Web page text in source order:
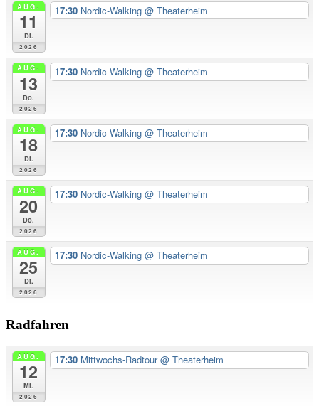
AUG.
11
Di.
2026
17:30 Nordic-Walking @ Theaterheim
AUG.
13
Do.
2026
17:30 Nordic-Walking @ Theaterheim
AUG.
18
Di.
2026
17:30 Nordic-Walking @ Theaterheim
AUG.
20
Do.
2026
17:30 Nordic-Walking @ Theaterheim
AUG.
25
Di.
2026
17:30 Nordic-Walking @ Theaterheim
Radfahren
AUG.
12
Mi.
2026
17:30 Mittwochs-Radtour@ Theaterheim